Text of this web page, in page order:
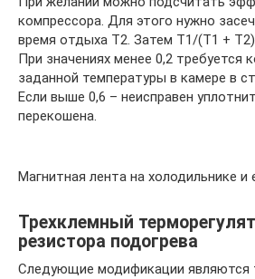
компрессора. Для этого нужно
время отдыха Т2. Затем Т1/(Т1 +
При значениях менее 0,2 требуется
заданной температуры в камере в
Если выше 0,6 – неисправен
перекошена.
Магнитная лента на холодильнике и
Трехклемный
резистора подогрева
Следующие модификации являются